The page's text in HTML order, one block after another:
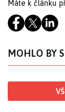
Máte k článku
MOHLO BY